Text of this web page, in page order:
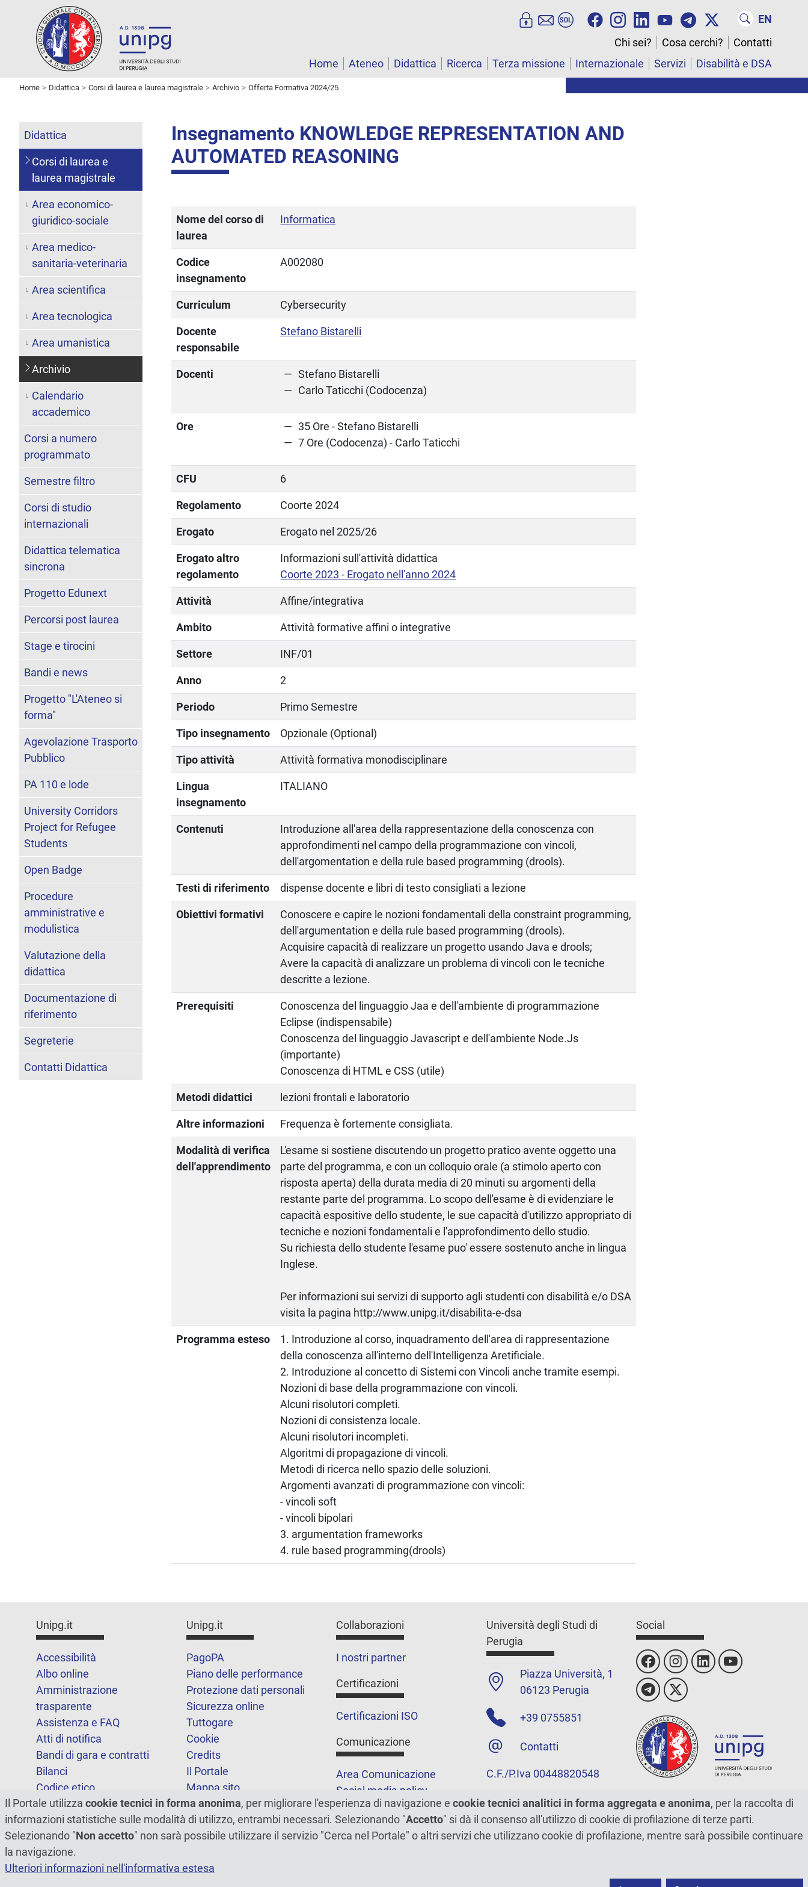
EN
Chi sei?
Cosa cerchi?
Contatti
Home
Ateneo Didattica Ricerca Terza missione Internazionale Servizi Disabilità e DSA
Home Didattica Corsi di laurea e laurea magistrale Archivio Offerta Formativa 2024/25
Insegnamento KNOWLEDGE REPRESENTATION AND
AUTOMATED REASONING
Nome del corso di
laurea
Informatica
Codice
insegnamento
A002080
Curriculum Cybersecurity
Docente
responsabile
Stefano Bistarelli
Docenti
Stefano Bistarelli
Carlo Taticchi (Codocenza)
Ore
35 Ore - Stefano Bistarelli
7 Ore (Codocenza) - Carlo Taticchi
CFU 6
Regolamento Coorte 2024
Erogato Erogato nel 2025/26
Erogato altro
regolamento
Informazioni sull'attività didattica
Coorte 2023 - Erogato nell'anno 2024
Attività Affine/integrativa
Ambito Attività formative affini o integrative
Settore INF/01
Anno 2
Periodo Primo Semestre
Tipo insegnamento Opzionale (Optional)
Tipo attività Attività formativa monodisciplinare
Lingua
insegnamento
ITALIANO
Contenuti
Introduzione all'area della rappresentazione della conoscenza con
approfondimenti nel campo della programmazione con vincoli,
dell'argomentation e della rule based programming (drools).
Testi di riferimento dispense docente e libri di testo consigliati a lezione
Obiettivi formativi
Conoscere e capire le nozioni fondamentali della constraint programming,
dell'argumentation e della rule based programming (drools).
Acquisire capacità di realizzare un progetto usando Java e drools;
Avere la capacità di analizzare un problema di vincoli con le tecniche
descritte a lezione.
Prerequisiti
Conoscenza del linguaggio Jaa e dell'ambiente di programmazione
Eclipse (indispensabile)
Conoscenza del linguaggio Javascript e dell'ambiente Node.Js
(importante)
Conoscenza di HTML e CSS (utile)
Metodi didattici lezioni frontali e laboratorio
Altre informazioni Frequenza è fortemente consigliata.
Modalità di verifica
dell'apprendimento
L'esame si sostiene discutendo un progetto pratico avente oggetto una
parte del programma, e con un colloquio orale (a stimolo aperto con
risposta aperta) della durata media di 20 minuti su argomenti della
restante parte del programma. Lo scopo dell'esame è di evidenziare le
capacità espositive dello studente, le sue capacità d'utilizzo appropriato di
tecniche e nozioni fondamentali e l'approfondimento dello studio.
Su richiesta dello studente l'esame puo' essere sostenuto anche in lingua
Inglese.
Per informazioni sui servizi di supporto agli studenti con disabilità e/o DSA
visita la pagina http://www.unipg.it/disabilita-e-dsa
Programma esteso
1. Introduzione al corso, inquadramento dell'area di rappresentazione
della conoscenza all'interno dell'Intelligenza Aretificiale.
2. Introduzione al concetto di Sistemi con Vincoli anche tramite esempi.
Nozioni di base della programmazione con vincoli.
Alcuni risolutori completi.
Nozioni di consistenza locale.
Alcuni risolutori incompleti.
Algoritmi di propagazione di vincoli.
Metodi di ricerca nello spazio delle soluzioni.
Argomenti avanzati di programmazione con vincoli:
- vincoli soft
- vincoli bipolari
3. argumentation frameworks
4. rule based programming(drools)
Didattica
Corsi di laurea e
laurea magistrale
Area economico-
giuridico-sociale
Area medico-
sanitaria-veterinaria
Area scientifica
Area tecnologica
Area umanistica
Archivio
Calendario
accademico
Corsi a numero
programmato
Semestre filtro
Corsi di studio
internazionali
Didattica telematica
sincrona
Progetto Edunext
Percorsi post laurea
Stage e tirocini
Bandi e news
Progetto "L'Ateneo si
forma"
Agevolazione Trasporto
Pubblico
PA 110 e lode
University Corridors
Project for Refugee
Students
Open Badge
Procedure
amministrative e
modulistica
Valutazione della
didattica
Documentazione di
riferimento
Segreterie
Contatti Didattica
Unipg.it
Accessibilità
Albo online
Amministrazione
trasparente
Assistenza e FAQ
Atti di notifica
Bandi di gara e contratti
Bilanci
Codice etico
FOIA
Note legali
Unipg.it
PagoPA
Piano delle performance
Protezione dati personali
Sicurezza online
Tuttogare
Cookie
Credits
Il Portale
Mappa sito
Statistiche
Dichiarazione di
accessibilità
Collaborazioni
I nostri partner
Certificazioni
Certificazioni ISO
Comunicazione
Area Comunicazione
Social media policy
Podcast
Merchandising e shop
5xmille
Università degli Studi di
Perugia
Piazza Università, 1
06123 Perugia
+39 0755851
Contatti
C.F./P.Iva 00448820548
Social
Il Portale utilizza cookie tecnici in forma anonima, per migliorare l'esperienza di navigazione e cookie tecnici analitici in forma aggregata e anonima, per la raccolta di
informazioni statistiche sulle modalità di utilizzo, entrambi necessari. Selezionando "Accetto" si dà il consenso all'utilizzo di cookie di profilazione di terze parti.
Selezionando "Non accetto" non sarà possibile utilizzare il servizio "Cerca nel Portale" o altri servizi che utilizzano cookie di profilazione, mentre sarà possibile continuare
la navigazione.
Ulteriori informazioni nell'informativa estesa